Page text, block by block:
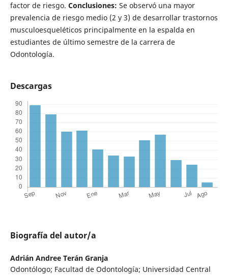
factor de riesgo. Conclusiones: Se observó una mayor
prevalencia de riesgo medio (2 y 3) de desarrollar trastornos
musculoesqueléticos principalmente en la espalda en
estudiantes de último semestre de la carrera de
Odontología.
Descargas
Biografía del autor/a
Adrián Andree Terán Granja
Odontólogo; Facultad de Odontología; Universidad Central